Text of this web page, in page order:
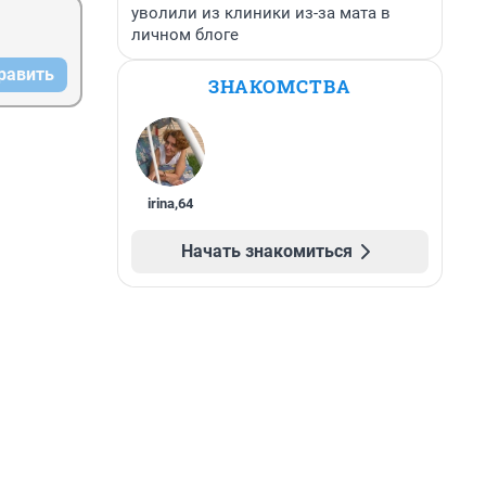
уволили из клиники из-за мата в
личном блоге
ЗНАКОМСТВА
irina,64
Начать знакомиться